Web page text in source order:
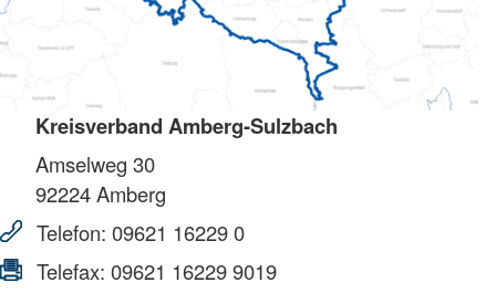
Kreisverband Amberg-Sulzbach
Amselweg 30
92224Amberg
Telefon: 09621 16229 0
Telefax: 09621 16229 9019